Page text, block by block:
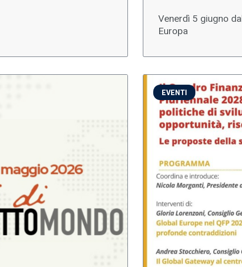
Venerdì 5 giugno
Europa
EVENTI